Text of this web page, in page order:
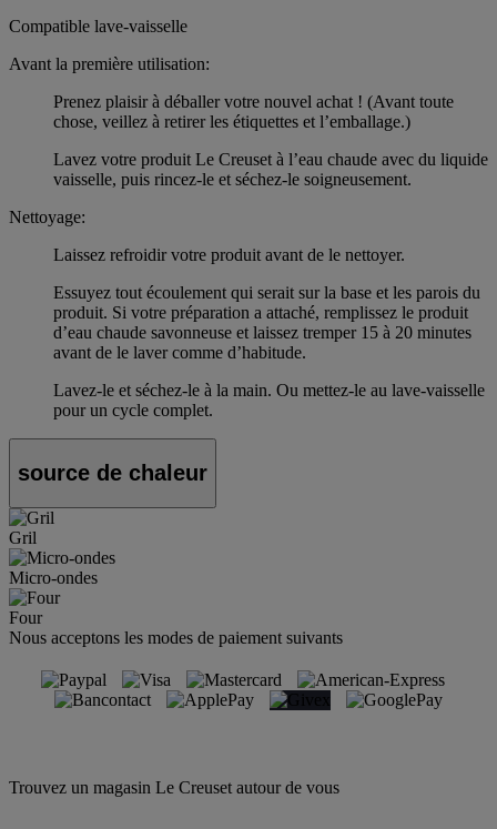
Compatible lave-vaisselle
Avant la première utilisation:
Prenez plaisir à déballer votre nouvel achat ! (Avant toute
chose, veillez à retirer les étiquettes et l’emballage.)
Lavez votre produit Le Creuset à l’eau chaude avec du liquide
vaisselle, puis rincez-le et séchez-le soigneusement.
Nettoyage:
Laissez refroidir votre produit avant de le nettoyer.
Essuyez tout écoulement qui serait sur la base et les parois du
produit. Si votre préparation a attaché, remplissez le produit
d’eau chaude savonneuse et laissez tremper 15 à 20 minutes
avant de le laver comme d’habitude.
Lavez-le et séchez-le à la main. Ou mettez-le au lave-vaisselle
pour un cycle complet.
source de chaleur
Gril
Micro-ondes
Four
Nous acceptons les modes de paiement suivants
Trouvez un magasin Le Creuset autour de vous